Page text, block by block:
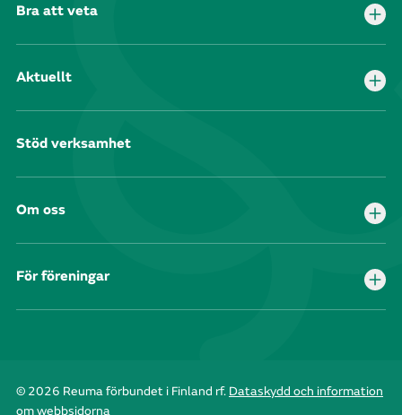
Bra att veta
Aktuellt
Stöd verksamhet
Om oss
För föreningar
© 2026 Reuma förbundet i Finland rf. Dataskydd och information
om webbsidorna